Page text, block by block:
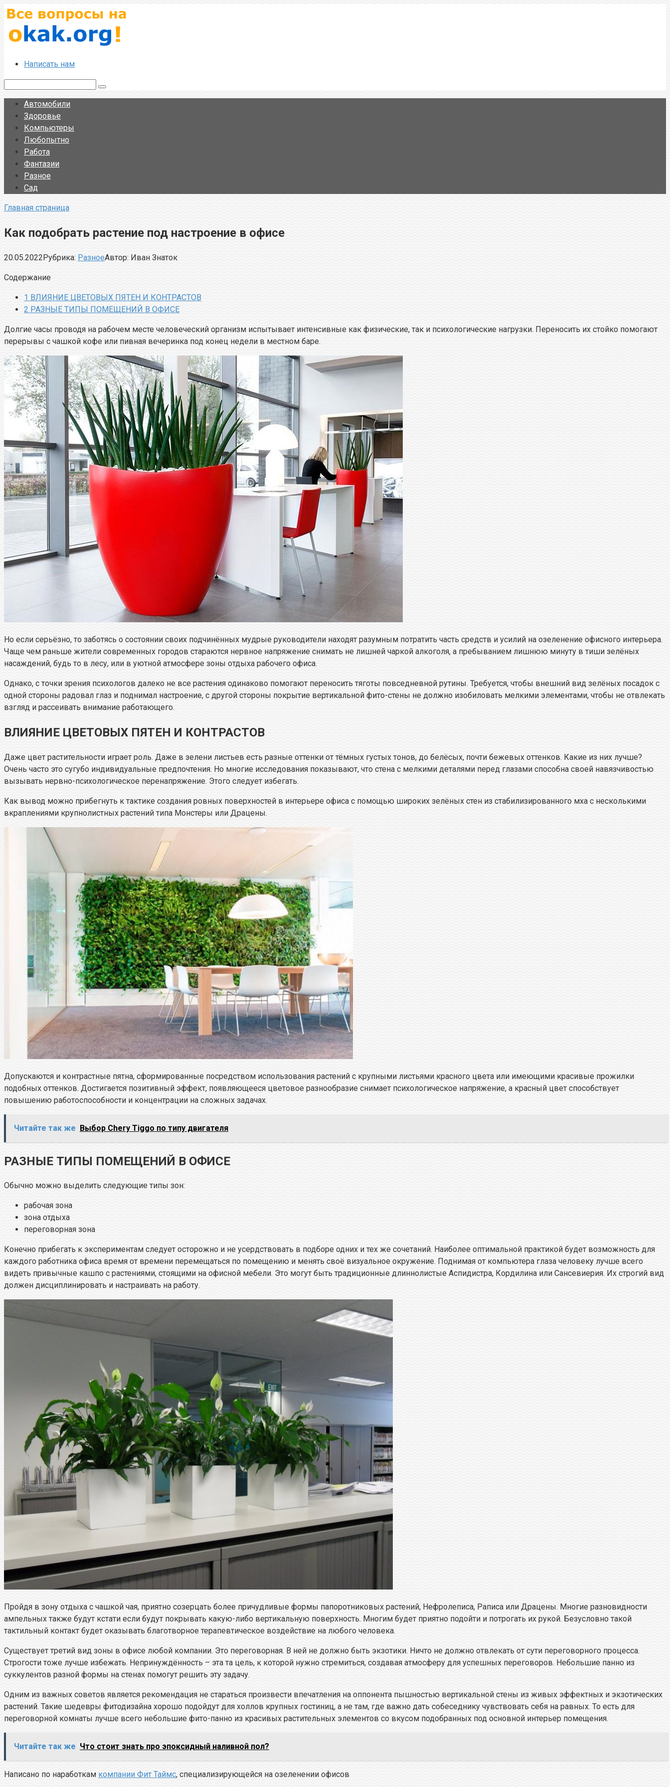
Перейти
к
контенту
Написать нам
Автомобили
Здоровье
Компьютеры
Любопытно
Работа
Фантазии
Разное
Сад
Главная страница
Как подобрать растение под настроение в офисе
20.05.2022Рубрика: РазноеАвтор: Иван Знаток
Содержание
1 ВЛИЯНИЕ ЦВЕТОВЫХ ПЯТЕН И КОНТРАСТОВ
2 РАЗНЫЕ ТИПЫ ПОМЕЩЕНИЙ В ОФИСЕ
Долгие часы проводя на рабочем месте человеческий организм испытывает интенсивные как физические, так и психологические нагрузки. Переносить их стойко помогают
перерывы с чашкой кофе или пивная вечеринка под конец недели в местном баре.
Но если серьёзно, то заботясь о состоянии своих подчинённых мудрые руководители находят разумным потратить часть средств и усилий на озеленение офисного интерьера.
Чаще чем раньше жители современных городов стараются нервное напряжение снимать не лишней чаркой алкоголя, а пребыванием лишнюю минуту в тиши зелёных
насаждений, будь то в лесу, или в уютной атмосфере зоны отдыха рабочего офиса.
Однако, с точки зрения психологов далеко не все растения одинаково помогают переносить тяготы повседневной рутины. Требуется, чтобы внешний вид зелёных посадок с
одной стороны радовал глаз и поднимал настроение, с другой стороны покрытие вертикальной фито-стены не должно изобиловать мелкими элементами, чтобы не отвлекать
взгляд и рассеивать внимание работающего.
ВЛИЯНИЕ ЦВЕТОВЫХ ПЯТЕН И КОНТРАСТОВ
Даже цвет растительности играет роль. Даже в зелени листьев есть разные оттенки от тёмных густых тонов, до белёсых, почти бежевых оттенков. Какие из них лучше?
Очень часто это сугубо индивидуальные предпочтения. Но многие исследования показывают, что стена с мелкими деталями перед глазами способна своей навязчивостью
вызывать нервно-психологическое перенапряжение. Этого следует избегать.
Как вывод можно прибегнуть к тактике создания ровных поверхностей в интерьере офиса с помощью широких зелёных стен из стабилизированного мха с несколькими
вкраплениями крупнолистных растений типа Монстеры или Драцены.
Допускаются и контрастные пятна, сформированные посредством использования растений с крупными листьями красного цвета или имеющими красивые прожилки
подобных оттенков. Достигается позитивный эффект, появляющееся цветовое разнообразие снимает психологическое напряжение, а красный цвет способствует
повышению работоспособности и концентрации на сложных задачах.
Читайте так же Выбор Chery Tiggo по типу двигателя
РАЗНЫЕ ТИПЫ ПОМЕЩЕНИЙ В ОФИСЕ
Обычно можно выделить следующие типы зон:
рабочая зона
зона отдыха
переговорная зона
Конечно прибегать к экспериментам следует осторожно и не усердствовать в подборе одних и тех же сочетаний. Наиболее оптимальной практикой будет возможность для
каждого работника офиса время от времени перемещаться по помещению и менять своё визуальное окружение. Поднимая от компьютера глаза человеку лучше всего
видеть привычные кашпо с растениями, стоящими на офисной мебели. Это могут быть традиционные длиннолистые Аспидистра, Кордилина или Сансевиерия. Их строгий вид
должен дисциплинировать и настраивать на работу.
Пройдя в зону отдыха с чашкой чая, приятно созерцать более причудливые формы папоротниковых растений, Нефролеписа, Раписа или Драцены. Многие разновидности
ампельных также будут кстати если будут покрывать какую-либо вертикальную поверхность. Многим будет приятно подойти и потрогать их рукой. Безусловно такой
тактильный контакт будет оказывать благотворное терапевтическое воздействие на любого человека.
Существует третий вид зоны в офисе любой компании. Это переговорная. В ней не должно быть экзотики. Ничто не должно отвлекать от сути переговорного процесса.
Строгости тоже лучше избежать. Непринуждённость – эта та цель, к которой нужно стремиться, создавая атмосферу для успешных переговоров. Небольшие панно из
суккулентов разной формы на стенах помогут решить эту задачу.
Одним из важных советов является рекомендация не стараться произвести впечатления на оппонента пышностью вертикальной стены из живых эффектных и экзотических
растений. Такие шедевры фитодизайна хорошо подойдут для холлов крупных гостиниц, а не там, где важно дать собеседнику чувствовать себя на равных. То есть для
переговорной комнаты лучше всего небольшие фито-панно из красивых растительных элементов со вкусом подобранных под основной интерьер помещения.
Читайте так же Что стоит знать про эпоксидный наливной пол?
Написано по наработкам компании Фит Таймс, специализирующейся на озеленении офисов